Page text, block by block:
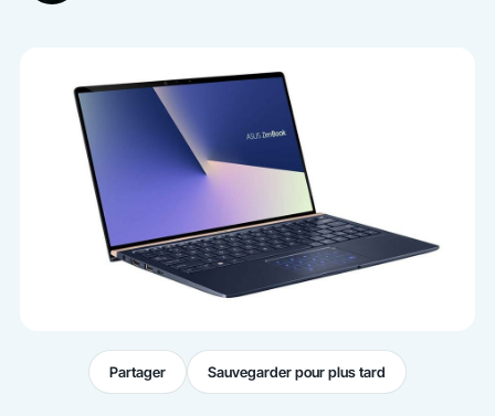
Partager Sauvegarder pour plus tard